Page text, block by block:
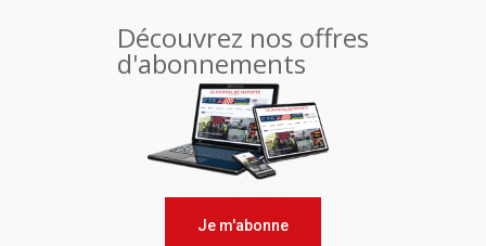
Découvrez nos offres
d'abonnements
Je m'abonne